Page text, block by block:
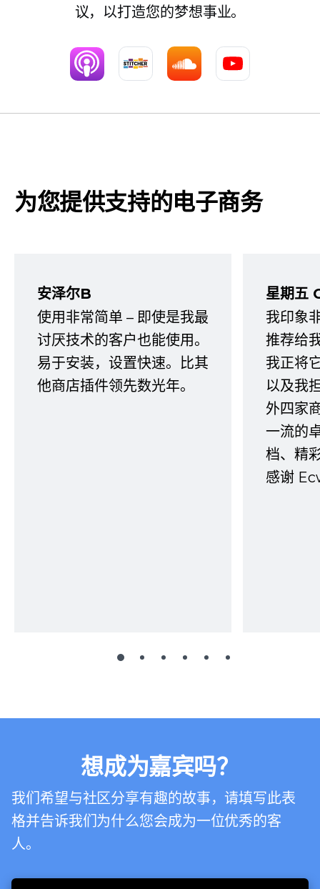
议，以打造您的梦想事业。
为您提供支持的电子商务
安泽尔B
使用非常简单 – 即使是我最
讨厌技术的客户也能使用。
易于安装，设置快速。比其
他商店插件领先数光年。
星期五
我印象
推荐给
我正将
以及我
外四家
一流的
档、精
感谢
想成为嘉宾吗？
我们希望与社区分享有趣的故事，请填写此表
格并告诉我们为什么您会成为一位优秀的客
人。